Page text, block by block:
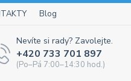
Blog
Nevíte si rady? Zavolejte.
+420 733 701 897
(Po–Pá 7:00–14:30 hod.)